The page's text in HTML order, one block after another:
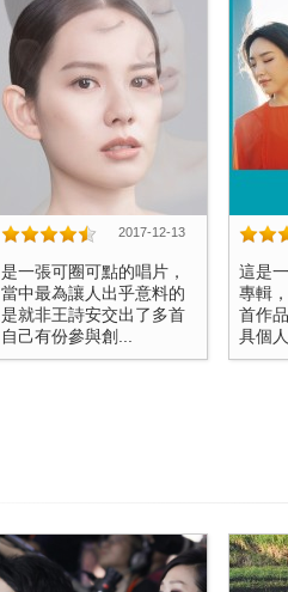
2017-12-13
是一張可圈可點的唱片，
當中最為讓人出乎意料的
是就非王詩安交出了多首
自己有份參與創...
這是
專輯
首作
具個